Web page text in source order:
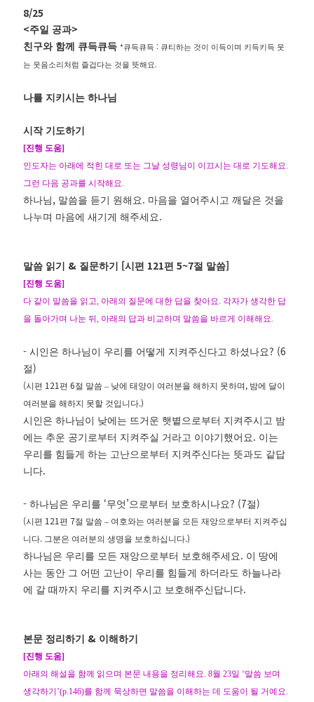
8/25
<주일 공과>
친구와 함께 큐득큐득*큐득큐득:큐티하는 것이 이득이며 키득키득 웃
는 웃음소리처럼 즐겁다는 것을 뜻해요.
나를 지키시는 하나님
시작 기도하기
[진행 도움]
인도자는 아래에 적힌 대로 또는 그날 성령님이 이끄시는 대로 기도해요
그런 다음 공과를 시작해요
하나님 , 말씀을 듣기 원해요 . 마음을 열어주시고 깨달은 것을
나누며 마음에 새기게 해주세요 .
말씀 읽기 & 질문하기 [시편 121편5~7절 말씀]
[진행 도움]
다 같이 말씀을 읽고
아래의 질문에 대한 답을 찾아요
각자가 생각한 답
을 돌아가며 나눈 뒤 아래의 답과 비교하며 말씀을 바르게 이해해요
-시인은 하나님이 우리를 어떻게 지켜주신다고 하셨나요? (6
절)
(시편 121편6절 말씀– 낮에 태양이 여러분을 해하지 못하며, 밤에 달이
여러분을 해하지 못할 것입니다.)
시인은 하나님이 낮에는 뜨거운 햇볕으로부터 지켜주시고 밤
에는 추운 공기로부터 지켜주실 거라고 이야기했어요 . 이는
우리를 힘들게 하는 고난으로부터 지켜주신다는 뜻과도 같답
니다.
-하나님은 우리를 ‘무엇 ’ 으로부터 보호하시나요? (7절)
(시편 121편 7절 말씀– 여호와는 여러분을 모든 재앙으로부터 지켜주십
니다. 그분은 여러분의 생명을 보호하십니다.)
하나님은 우리를 모든 재앙으로부터 보호해주세요 . 이 땅에
사는 동안 그 어떤 고난이 우리를 힘들게 하더라도 하늘나라
에 갈 때까지 우리를 지켜주시고 보호해주신답니다.
본문 정리하기 & 이해하기
[진행 도움]
아래의 해설을 함께 읽으며 본문 내용을 정리해요 . 8월23일 ‘말씀 보며
생각하기’(p.146)를 함께 묵상하면 말씀을 이해하는 데 도움이 될 거예요